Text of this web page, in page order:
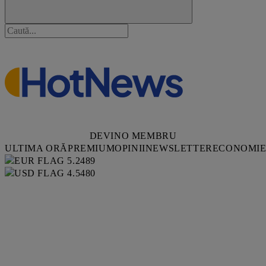
DEVINO MEMBRU
ULTIMA ORĂPREMIUMOPINIINEWSLETTERECONOMIE
5.2489
4.5480